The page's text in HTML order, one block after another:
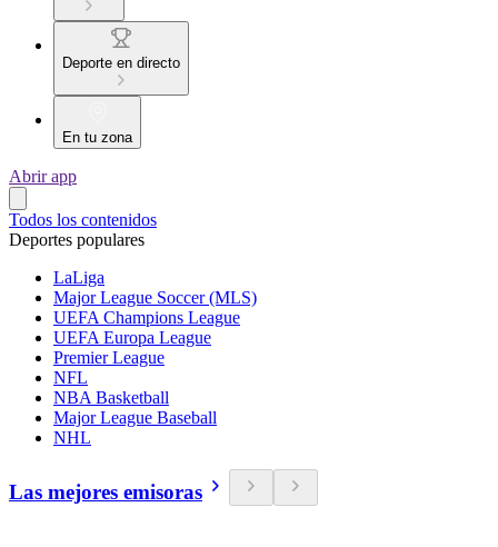
Deporte en directo
En tu zona
Abrir app
Todos los contenidos
Deportes populares
LaLiga
Major League Soccer (MLS)
UEFA Champions League
UEFA Europa League
Premier League
NFL
NBA Basketball
Major League Baseball
NHL
Las mejores emisoras